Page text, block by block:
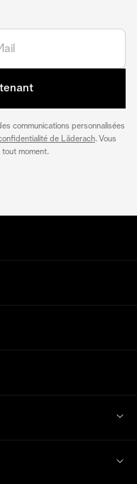
communications personnalisées
de Läderach. Vous
moment.